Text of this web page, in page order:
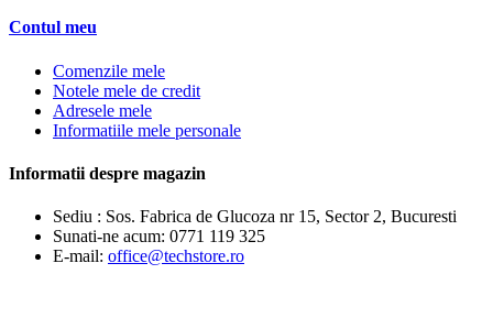
Contul meu
Comenzile mele
Notele mele de credit
Adresele mele
Informatiile mele personale
Informatii despre magazin
Sediu : Sos. Fabrica de Glucoza nr 15, Sector 2, Bucuresti
Sunati-ne acum: 0771 119 325
E-mail: office@techstore.ro